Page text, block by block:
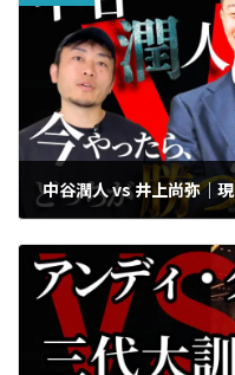
中谷潤人 vs 井上尚弥｜